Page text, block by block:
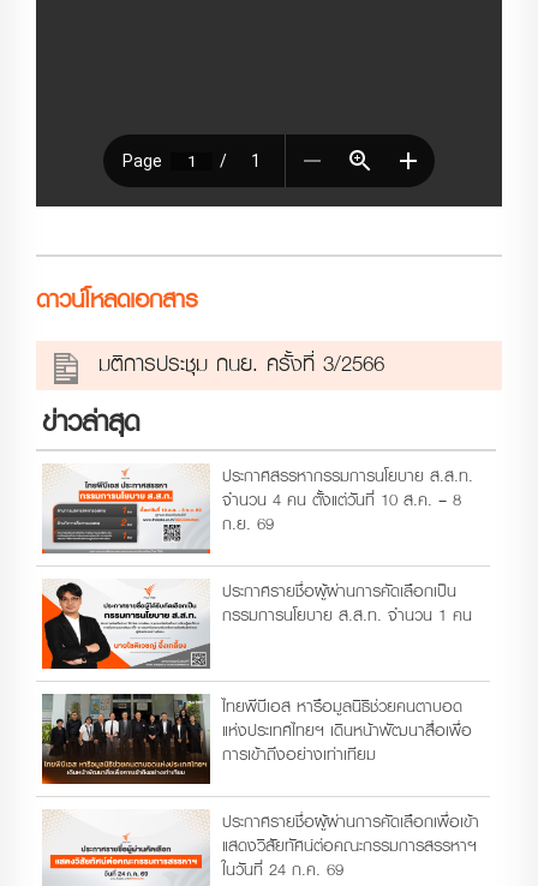
ดาวน์โหลดเอกสาร
มติการประชุม กนย. ครั้งที่ 3/2566
ข่าวล่าสุด
ประกาศสรรหากรรมการนโยบาย ส.ส.ท.
จำนวน 4 คน ตั้งแต่วันที่ 10 ส.ค. – 8
ก.ย. 69
ประกาศรายชื่อผู้ผ่านการคัดเลือกเป็น
กรรมการนโยบาย ส.ส.ท. จำนวน 1 คน
ไทยพีบีเอส หารือมูลนิธิช่วยคนตาบอด
แห่งประเทศไทยฯ เดินหน้าพัฒนาสื่อเพื่อ
การเข้าถึงอย่างเท่าเทียม
ประกาศรายชื่อผู้ผ่านการคัดเลือกเพื่อเข้า
แสดงวิสัยทัศน์ต่อคณะกรรมการสรรหาฯ
ในวันที่ 24 ก.ค. 69